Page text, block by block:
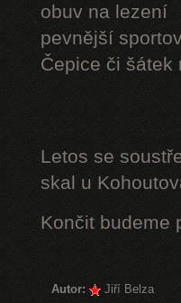
obuv na lezení
pevnější
Čepice či šátek
Letos se
skal u
Končit budeme
Autor:
Jiří Belza